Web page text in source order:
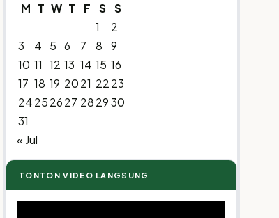
M T W T F S S
1
2
3
4 5 6 7 8
9
10 11 12 13 14 15 16
17 18 19 2021 2223
24252627 282930
31
« Jul
TONTON VIDEO LANGSUNG